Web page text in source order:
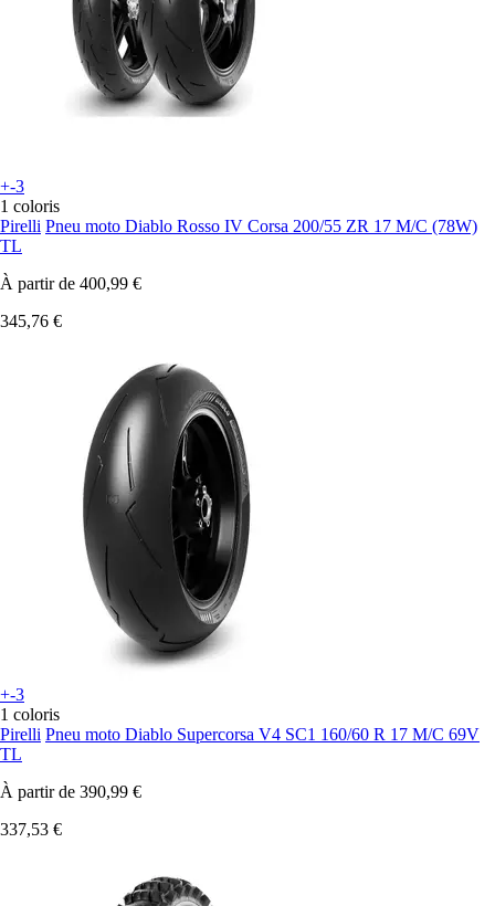
+-3
1 coloris
Pirelli Pneu moto Diablo Rosso IV Corsa 200/55 ZR 17 M/C (78W)
TL
À partir de 400,99 €
345,76 €
+-3
1 coloris
Pirelli Pneu moto Diablo Supercorsa V4 SC1 160/60 R 17 M/C 69V
TL
À partir de 390,99 €
337,53 €